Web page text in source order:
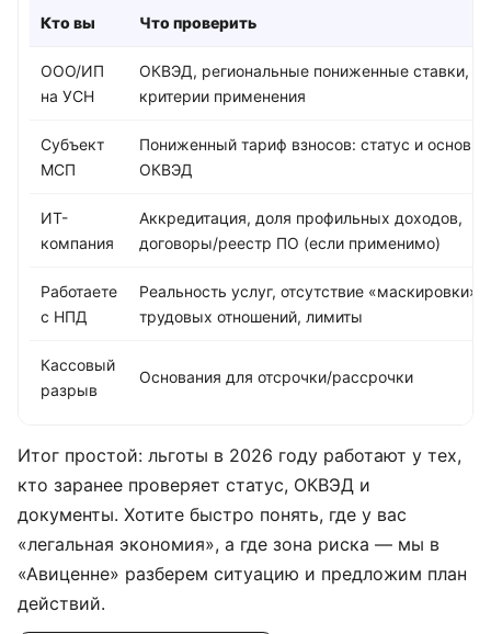
Кто вы Что проверить
ООО/ИП
на УСН
ОКВЭД, региональные пониженные ставки,
критерии применения
Субъект
МСП
Пониженный тариф взносов: статус и
ОКВЭД
ИТ-
компания
Аккредитация, доля профильных доходов,
договоры/реестр ПО (если применимо)
Работаете
с НПД
Реальность услуг, отсутствие «маскировки»
трудовых отношений, лимиты
Кассовый
разрыв
Основания для отсрочки/рассрочки
Итог простой: льготы в 2026 году работают у тех,
кто заранее проверяет статус, ОКВЭД и
документы. Хотите быстро понять, где у вас
«легальная экономия», а где зона риска — мы в
«Авиценне» разберем ситуацию и предложим план
действий.
Политика конфиденциальности
Юр.адрес: 450092, Республика Башкортостан, г.
Уфа, Батырская ул, д. 10/1, кв. 62
ИНН 0274969220
Сайт разработан
Отзвать согласие на обработку персональных данных
Любая информация, предоставленная на данном сайте, в частности,
касающаяся характеристик, наличия, стоимости объектов носит исключительно